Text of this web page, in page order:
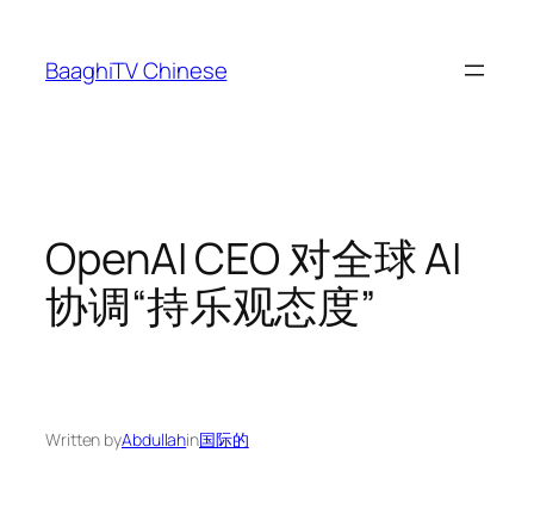
content
BaaghiTV Chinese
OpenAI CEO 对全球 AI
协调“持乐观态度”
Written byAbdullahin国际的